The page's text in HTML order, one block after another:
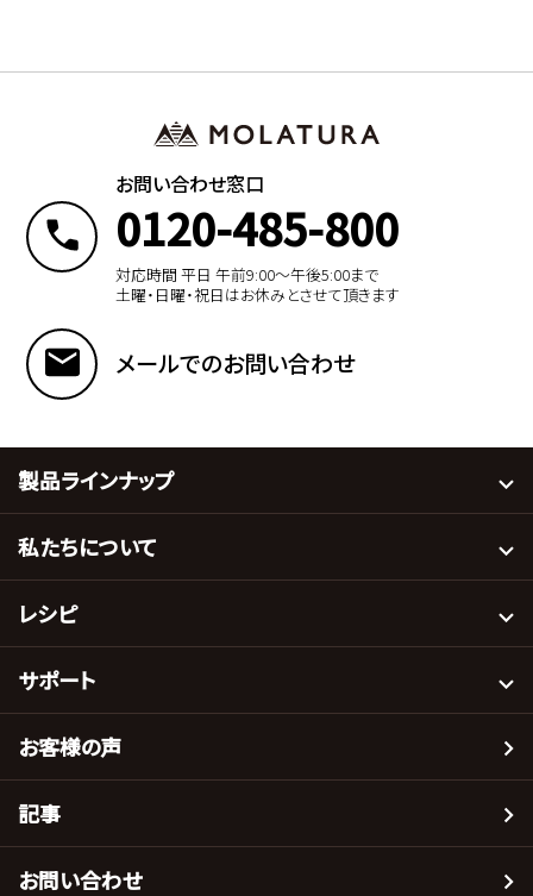
お問い合わせ窓口
0120-485-800
対応時間 平日 午前9:00〜午後5:00まで
土曜・日曜・祝日はお休みとさせて頂きます
メールでのお問い合わせ
製品ラインナップ
私たちについて
レシピ
サポート
お客様の声
記事
お問い合わせ